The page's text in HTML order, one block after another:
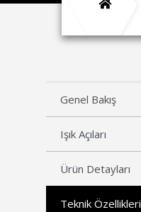
Genel Bakış
Işık Açıları
Ürün Detayları
Teknik Özellikleri